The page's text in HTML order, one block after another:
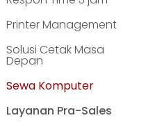
Printer Management
Solusi Cetak Masa
Depan
Sewa Komputer
Layanan Pra-Sales